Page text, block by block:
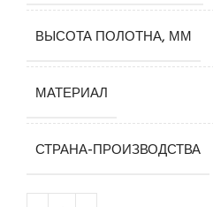
ВЫСОТА ПОЛОТНА, ММ
МАТЕРИАЛ
СТРАНА-ПРОИЗВОДСТВА